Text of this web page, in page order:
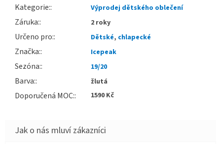
Kategorie: Výprodej dětského oblečení
Záruka: 2 roky
Určeno pro: Dětské, chlapecké
Značka: Icepeak
Sezóna: 19/20
Barva: žlutá
Doporučená MOC: 1590 Kč